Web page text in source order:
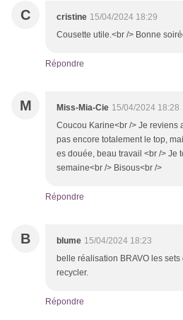
C cristine 15/04/2024 18:29
Cousette utile.<br /> Bonne
Répondre
M Miss-Mia-Cie 15/04/2024 18:28
Coucou Karine<br /> Je reviens
pas encore totalement le top,
es douée, beau travail <br /> Je
semaine<br /> Bisous<br />
Répondre
B blume 15/04/2024 18:23
belle réalisation BRAVO les
recycler.
Répondre